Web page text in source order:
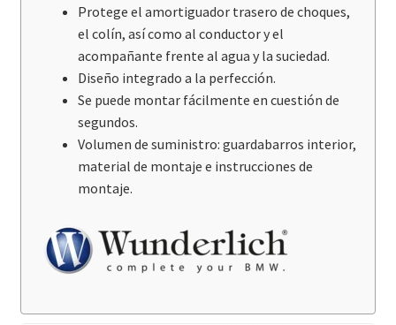
Protege el amortiguador trasero de choques,
el colín, así como al conductor y el
acompañante frente al agua y la suciedad.
Diseño integrado a la perfección.
Se puede montar fácilmente en cuestión de
segundos.
Volumen de suministro: guardabarros interior,
material de montaje e instrucciones de
montaje.